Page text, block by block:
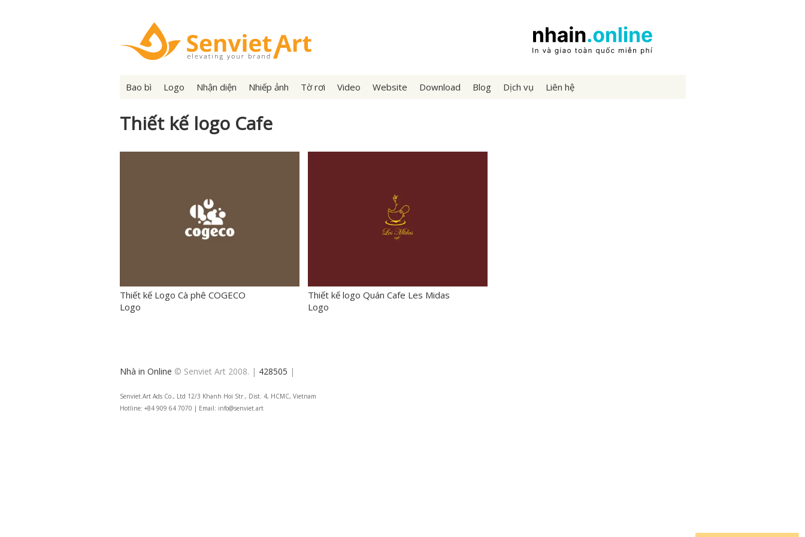
Bao bì Logo Nhận diện Nhiếp ảnh Tờ rơi Video Website Download Blog Dịch vụ Liên hệ
Thiết kế logo Cafe
Thiết kế Logo Cà phê COGECO
Logo
Thiết kế logo Quán Cafe Les Midas
Logo
Nhà in Online © Senviet Art 2008. | 428505 |
Senviet.Art Ads Co., Ltd 12/3 Khanh Hoi Str., Dist. 4, HCMC, Vietnam
Hotline: +84 909 64 7070 | Email: info@senviet.art